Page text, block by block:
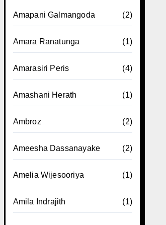
Amapani Galmangoda (2)
Amara Ranatunga (1)
Amarasiri Peris (4)
Amashani Herath (1)
Ambroz (2)
Ameesha Dassanayake (2)
Amelia Wijesooriya (1)
Amila Indrajith (1)